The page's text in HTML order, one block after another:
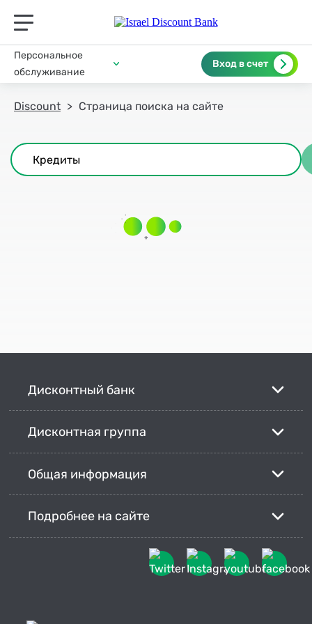
תפריט ראשי לנייד
Персональное
обслуживание
Вход в счет
Discount Страница поиска на сайте
Дисконтный банк
Дисконтная группа
Общая информация
Подробнее на сайте